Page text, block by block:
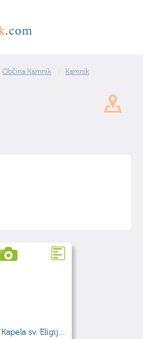
Občina Kamnik
Kamnik
Kapela sv. Eligija na Malem gradu